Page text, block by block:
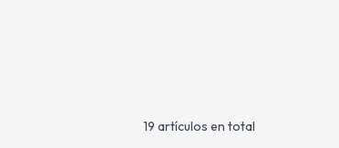
19 artículos en total